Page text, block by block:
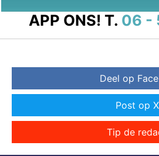
APP ONS! T. 06 -
Deel op
Post op X
Tip de